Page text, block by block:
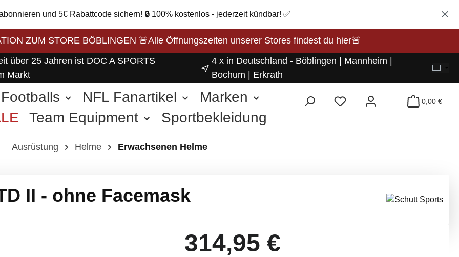
und 5€ Rabattcode sichern! 🔒 100% kostenlos - jederzeit kündbar! ✅
ZUM STORE BÖBLINGEN 🚨Alle Öffnungszeiten unserer Stores findest du hier🚨
über 25 Jahren ist DOC A SPORTS
Markt
4 x in Deutschland - Böblingen | Mannheim |
Bochum | Erkrath
Footballs NFL Fanartikel
Marken
Team Equipment
Sportbekleidung
0,00 €
Ausrüstung Helme Erwachsenen Helme
II - ohne Facemask
314,95 €